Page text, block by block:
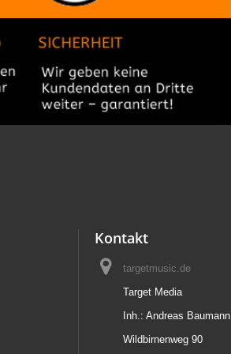
Kontakt
targetmusic.de
Target Media
Inh.: Andreas Baumann
Wildbirnenweg 90